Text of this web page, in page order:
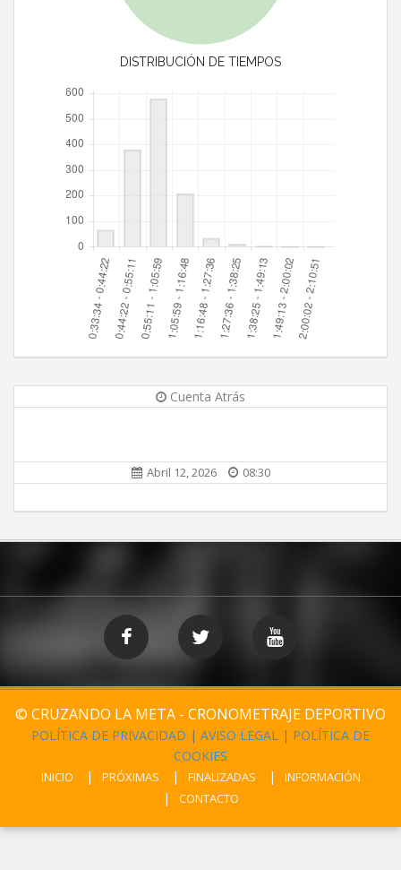
DISTRIBUCIÓN DE TIEMPOS
Cuenta Atrás
Abril 12, 2026 08:30
© CRUZANDO LA META - CRONOMETRAJE DEPORTIVO
POLÍTICA DE PRIVACIDAD | AVISO LEGAL | POLÍTICA DE
COOKIES
INICIO PRÓXIMAS FINALIZADAS
INFORMACIÓN
CONTACTO